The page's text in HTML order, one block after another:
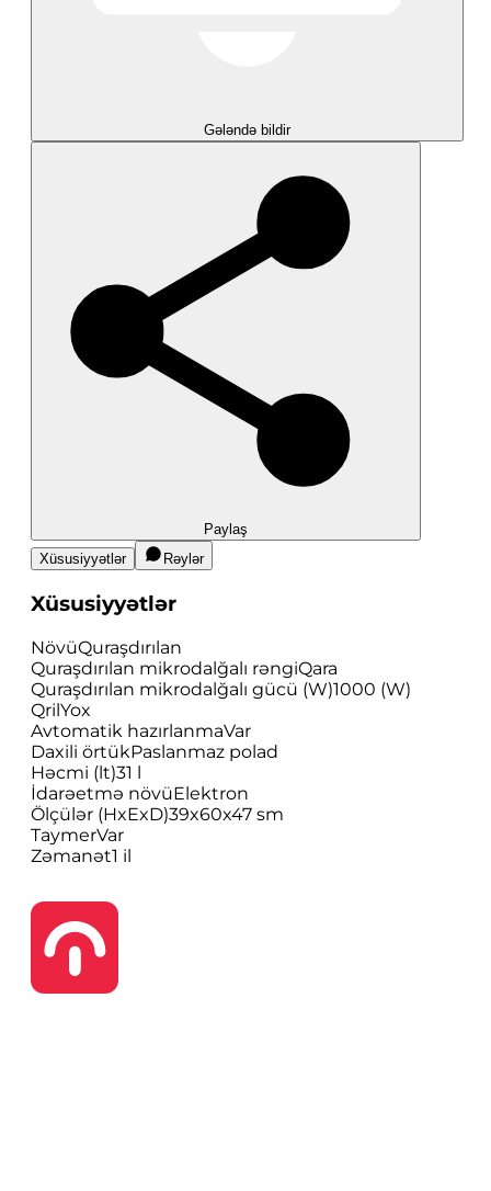
Gələndə bildir
Paylaş
Xüsusiyyətlər
Rəylər
Xüsusiyyətlər
NövüQuraşdırılan
Quraşdırılan mikrodalğalı rəngiQara
Quraşdırılan mikrodalğalı gücü (W)1000 (W)
QrilYox
Avtomatik hazırlanmaVar
Daxili örtükPaslanmaz polad
Həcmi (lt)31 l
İdarəetmə növüElektron
Ölçülər (HxExD)39x60x47 sm
TaymerVar
Zəmanət1 il